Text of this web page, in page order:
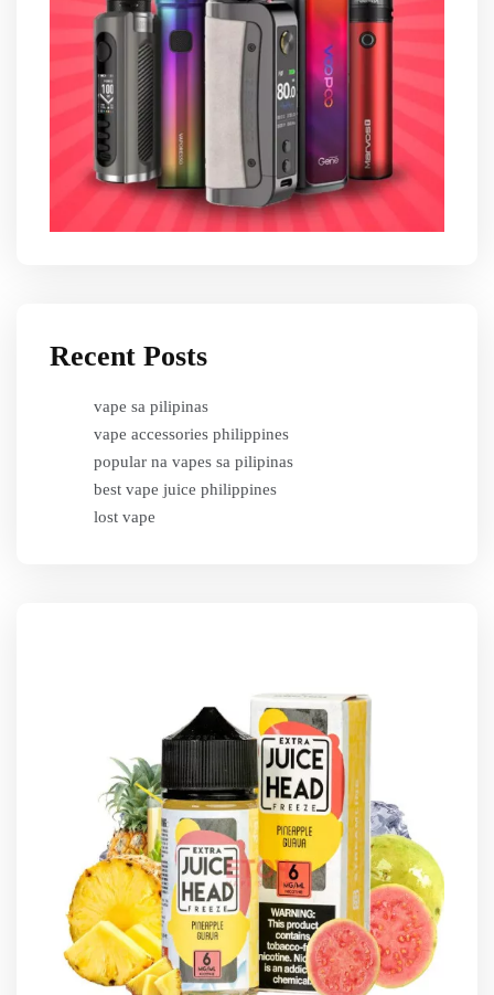
Recent Posts
vape sa pilipinas
vape accessories philippines
popular na vapes sa pilipinas
best vape juice philippines
lost vape